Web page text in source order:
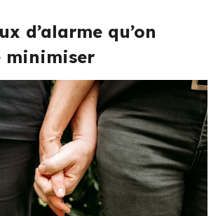
d’alarme qu’on
minimiser